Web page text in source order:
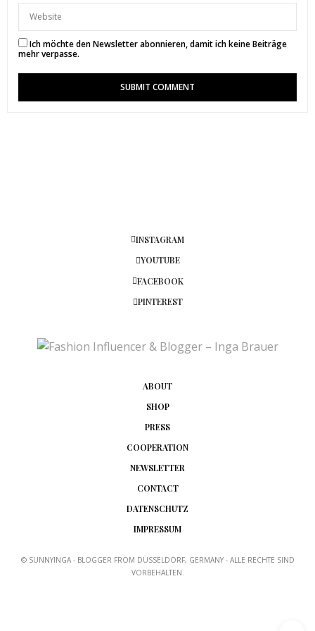
Ich möchte den Newsletter abonnieren, damit ich keine Beiträge
mehr verpasse.
INSTAGRAM
YOUTUBE
FACEBOOK
PINTEREST
ABOUT
SHOP
PRESS
COOPERATION
NEWSLETTER
CONTACT
DATENSCHUTZ
IMPRESSUM
© SUNNYINGA - BLOGGER FROM DÜSSELDORF, GERMANY - ALLE RECHTE SIND
VORBEHALTEN.